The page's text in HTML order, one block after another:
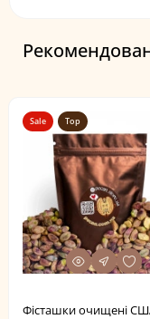
Sale Top
Фісташки очищені